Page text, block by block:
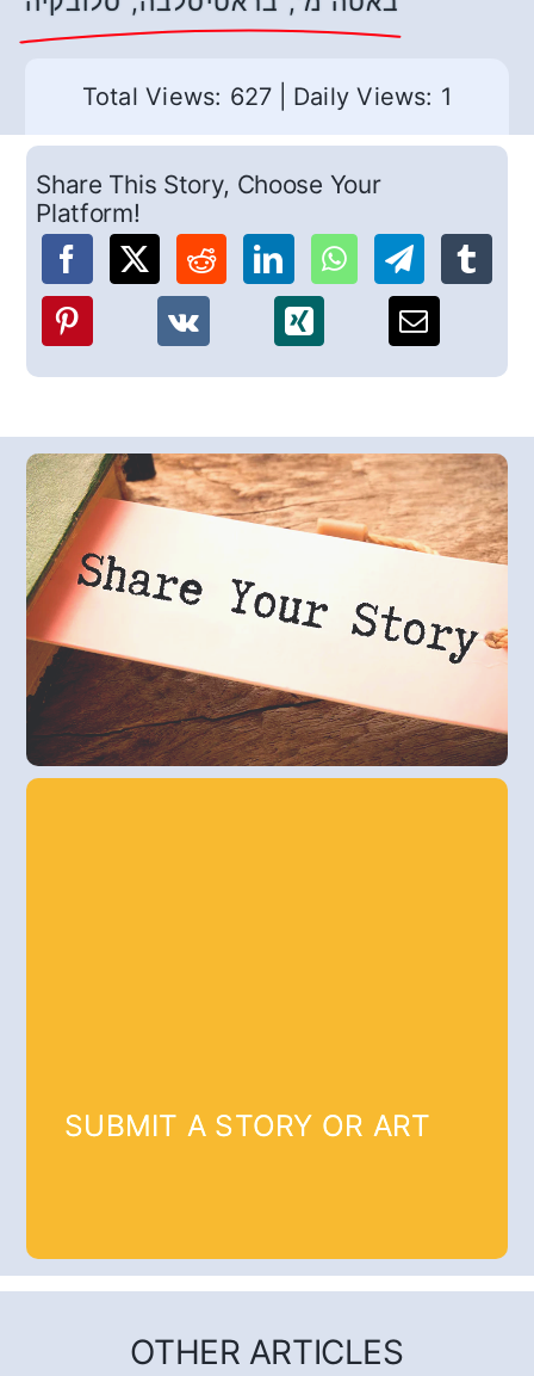
Total Views: 627 Daily Views: 1
Share This Story, Choose Your
Platform!
SUBMIT A STORY OR ART
OTHER ARTICLES